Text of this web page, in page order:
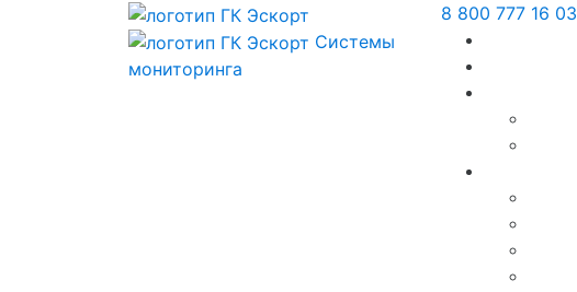
Системы
мониторинга
8 800 777 16 03